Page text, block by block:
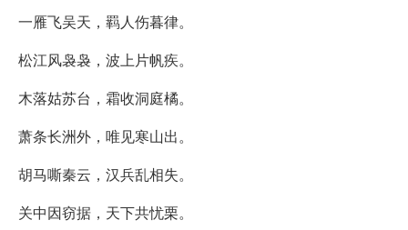
一雁飞吴天，羁人伤暮律。
松江风袅袅，波上片帆疾。
木落姑苏台，霜收洞庭橘。
萧条长洲外，唯见寒山出。
胡马嘶秦云，汉兵乱相失。
关中因窃据，天下共忧栗。